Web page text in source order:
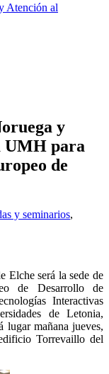
Atención al
y
UMH para
de
y seminarios,
será la sede de
de Desarrollo de
Interactivas
de Letonia,
mañana jueves,
Torrevaillo del